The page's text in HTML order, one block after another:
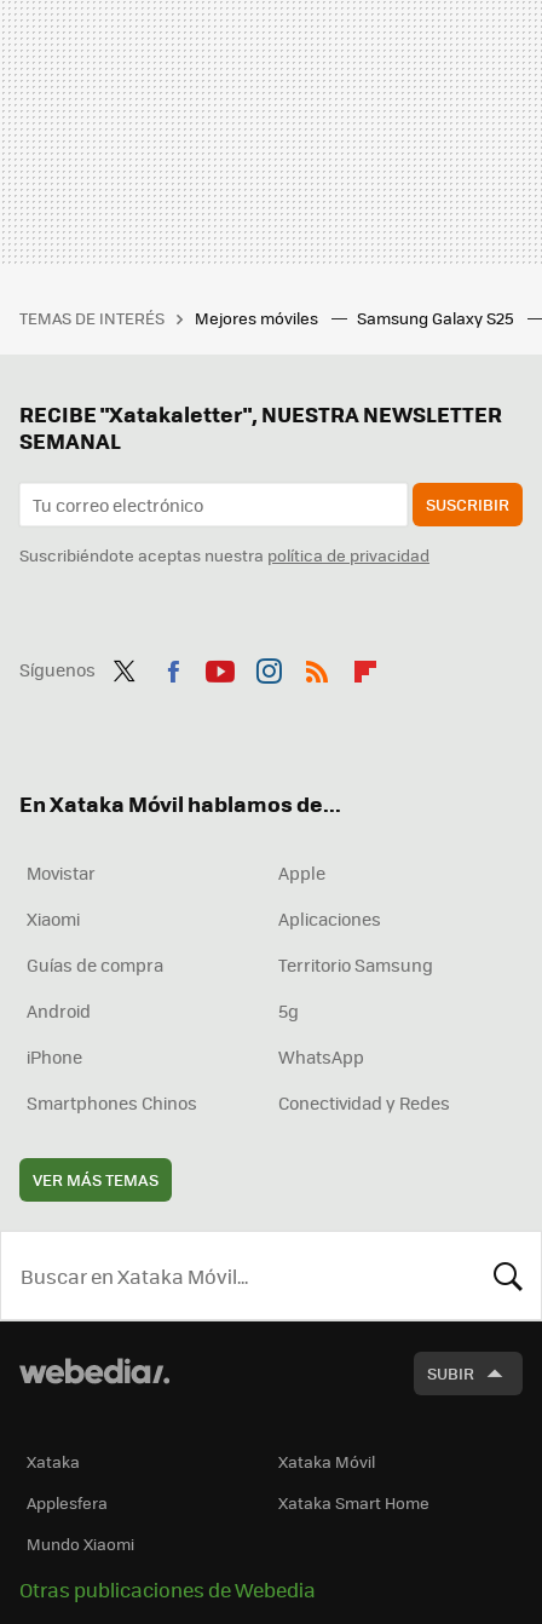
TEMAS DE INTERÉS Mejores móviles Samsung Galaxy S25
RECIBE "Xatakaletter", NUESTRA NEWSLETTER
SEMANAL
SUSCRIBIR
Suscribiéndote aceptas nuestra política de privacidad
Síguenos
En Xataka Móvil hablamos de...
Movistar
Apple
Xiaomi
Aplicaciones
Guías de compra
Territorio Samsung
Android
5g
iPhone
WhatsApp
Smartphones Chinos
Conectividad y Redes
VER MÁS TEMAS
SUBIR
Xataka
Xataka Móvil
Applesfera
Xataka Smart Home
Mundo Xiaomi
Otras publicaciones de Webedia